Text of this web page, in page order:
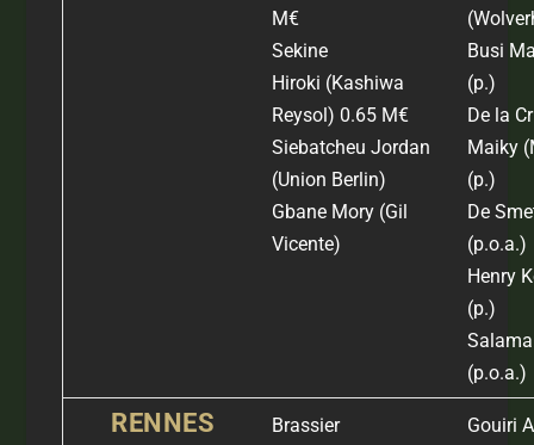
M€
Sekine
Hiroki (Kashiwa
Reysol) 0.65 M€
Siebatcheu Jordan
(Union Berlin)
Gbane Mory (Gil
Vicente)
Busi
(p.)
De la
Maiky
(p.)
De
(p.o.a.)
Henry
(p.)
(p.o.a.)
RENNES
Brassier
Gouiri